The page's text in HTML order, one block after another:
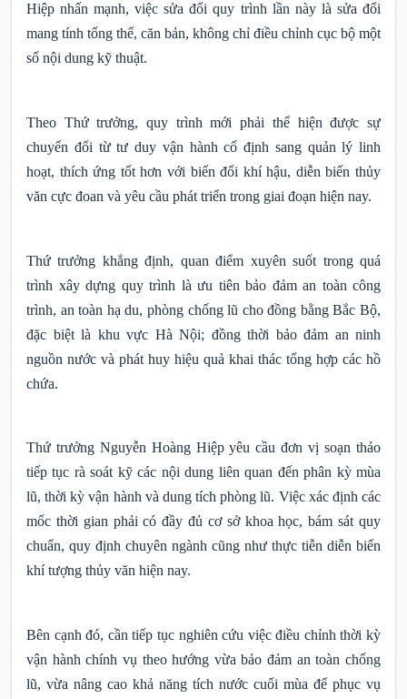
Hiệp nhấn mạnh, việc sửa đổi quy trình lần này là sửa đổi
mang tính tổng thể, căn bản, không chỉ điều chỉnh cục bộ một
số nội dung kỹ thuật.
Theo Thứ trưởng, quy trình mới phải thể hiện được sự
chuyển đổi từ tư duy vận hành cố định sang quản lý linh
hoạt, thích ứng tốt hơn với biến đổi khí hậu, diễn biến thủy
văn cực đoan và yêu cầu phát triển trong giai đoạn hiện nay.
Thứ trưởng khẳng định, quan điểm xuyên suốt trong quá
trình xây dựng quy trình là ưu tiên bảo đảm an toàn công
trình, an toàn hạ du, phòng chống lũ cho đồng bằng Bắc Bộ,
đặc biệt là khu vực Hà Nội; đồng thời bảo đảm an ninh
nguồn nước và phát huy hiệu quả khai thác tổng hợp các hồ
chứa.
Thứ trưởng Nguyễn Hoàng Hiệp yêu cầu đơn vị soạn thảo
tiếp tục rà soát kỹ các nội dung liên quan đến phân kỳ mùa
lũ, thời kỳ vận hành và dung tích phòng lũ. Việc xác định các
mốc thời gian phải có đầy đủ cơ sở khoa học, bám sát quy
chuẩn, quy định chuyên ngành cũng như thực tiễn diễn biến
khí tượng thủy văn hiện nay.
Bên cạnh đó, cần tiếp tục nghiên cứu việc điều chỉnh thời kỳ
vận hành chính vụ theo hướng vừa bảo đảm an toàn chống
lũ, vừa nâng cao khả năng tích nước cuối mùa để phục vụ